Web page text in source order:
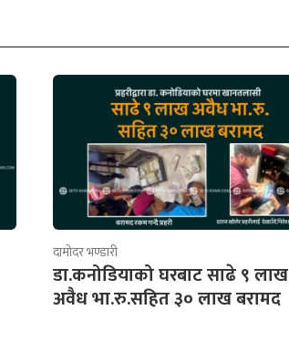
दामोदर भण्डारी
डा.कनोडियाको घरबाट साढे ९ लाख
अवैध भा.रु.सहित ३० लाख बरामद